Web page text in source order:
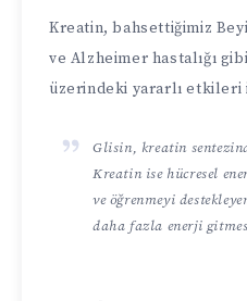
Kreatin, bahsettiğimiz
ve Alzheimer hastalığı
üzerindeki yararlı etkileri
Glisin, kreatin
Kreatin ise hücresel
ve öğrenmeyi
daha fazla enerji